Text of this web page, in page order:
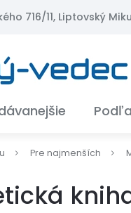
716/11, Liptovský
Pre najmenších